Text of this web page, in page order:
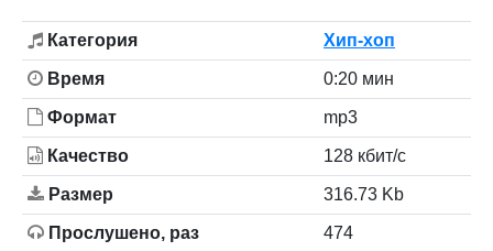
Категория Хип-хоп
Время 0:20 мин
Формат mp3
Качество 128 кбит/с
Размер 316.73 Kb
Прослушено, раз 474